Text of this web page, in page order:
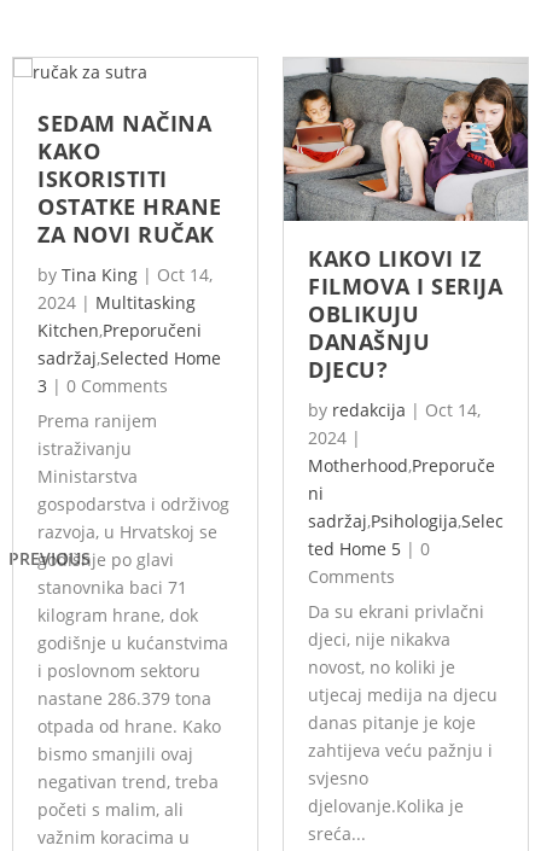
PREVIOUS
SEDAM NAČINA
KAKO
ISKORISTITI
OSTATKE HRANE
ZA NOVI RUČAK
by Tina King | Oct 14,
2024 | Multitasking
Kitchen,Preporučeni
sadržaj,Selected Home
3 | 0 Comments
Prema ranijem
istraživanju
Ministarstva
gospodarstva i održivog
razvoja, u Hrvatskoj se
godišnje po glavi
stanovnika baci 71
kilogram hrane, dok
godišnje u kućanstvima
i poslovnom sektoru
nastane 286.379 tona
otpada od hrane. Kako
bismo smanjili ovaj
negativan trend, treba
početi s malim, ali
važnim koracima u
KAKO LIKOVI IZ
FILMOVA I SERIJA
OBLIKUJU
DANAŠNJU
DJECU?
by redakcija | Oct 14,
2024 |
Motherhood,Preporuče
ni
sadržaj,Psihologija,Selec
ted Home 5 | 0
Comments
Da su ekrani privlačni
djeci, nije nikakva
novost, no koliki je
utjecaj medija na djecu
danas pitanje je koje
zahtijeva veću pažnju i
svjesno
djelovanje.Kolika je
sreća...